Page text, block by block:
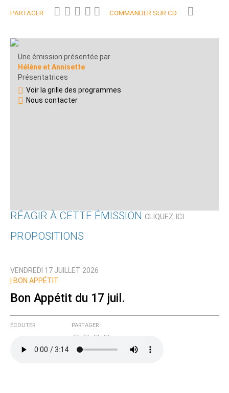
PARTAGER COMMANDER SUR CD
Une émission présentée par
Hélène et Annisette
Présentatrices
Voir la grille des programmes
Nous contacter
RÉAGIR À CETTE ÉMISSION CLIQUEZ ICI
Nom
Courriel (non publié)
PROPOSITIONS
VENDREDI 17 JUILLET 2026
BON APPÉTIT
Bon Appétit du 17 juil.
ÉCOUTER PARTAGER